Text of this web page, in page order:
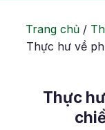
Trang chủ/
Thực hư về
Thực